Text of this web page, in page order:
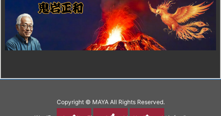
Copyright © MAYAAll Rights Reserved.